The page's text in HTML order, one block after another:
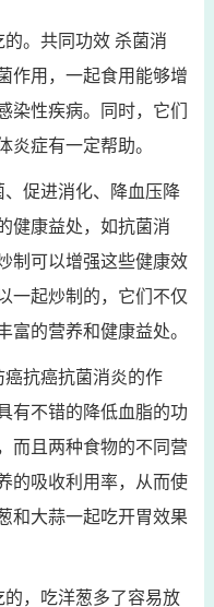
。共同功效 杀菌消
作用，一起食用能够增
染性疾病。同时，它们
炎症有一定帮助。
促进消化、降血压降
健康益处，如抗菌消
制可以增强这些健康效
一起炒制的，它们不仅
富的营养和健康益处。
抗癌抗菌消炎的作
有不错的降低血脂的功
而且两种食物的不同营
的吸收利用率，从而使
和大蒜一起吃开胃效果
，吃洋葱多了容易放